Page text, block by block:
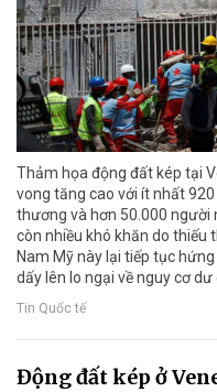
Thảm họa động đất kép tại
vong tăng cao với ít nhất
thương và hơn 50.000 người
còn nhiều khó khăn do thiếu
Nam Mỹ này lại tiếp tục
dấy lên lo ngại về nguy cơ dư
Tin Quốc tế
Động đất kép ở